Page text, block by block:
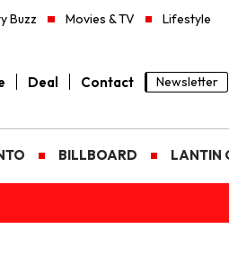
Buzz Movies & TV Lifestyle
Deal Contact Newsletter
BILLBOARD LANTIN